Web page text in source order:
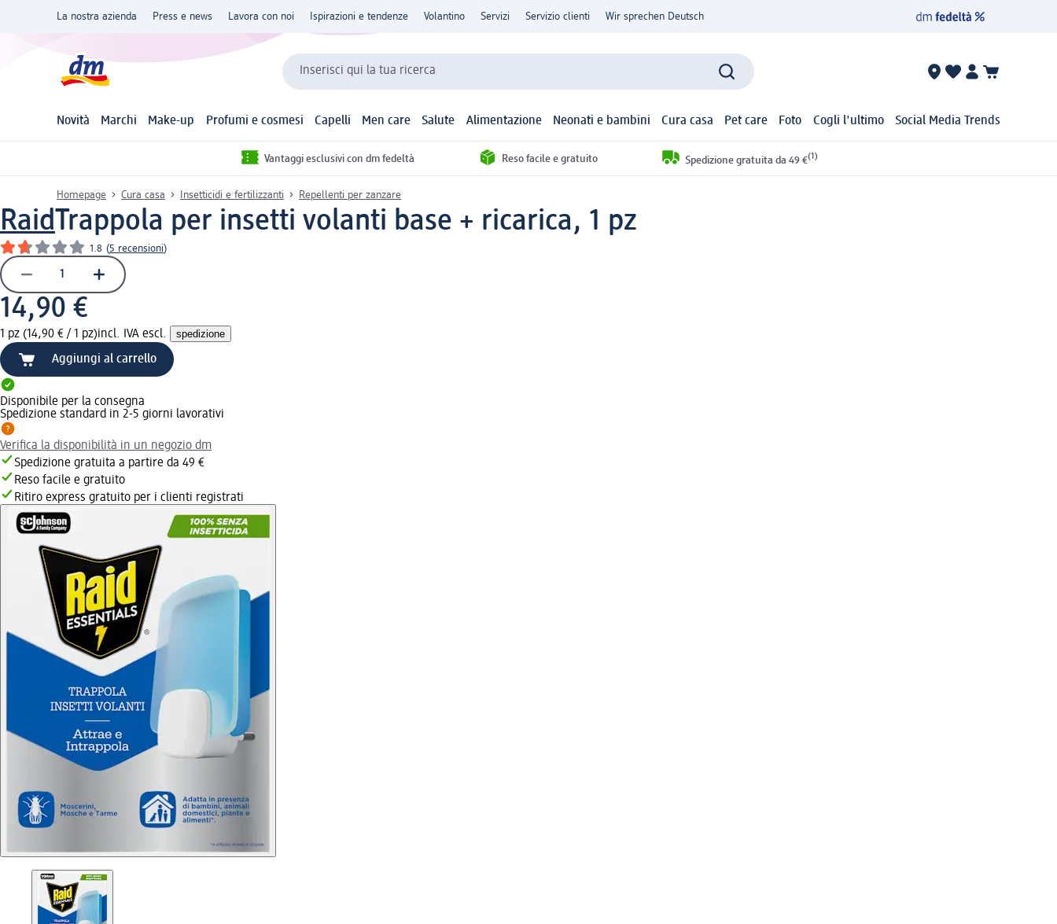
La nostra azienda Press e news Lavora con noi Ispirazioni e tendenze Volantino Servizi Servizio clienti Wir sprechen Deutsch
Inserisci qui la tua ricerca
Novità Marchi Make-up Profumi e cosmesi Capelli Men care Salute Alimentazione Neonati e bambini Cura casa Pet care Foto Cogli l'ultimo Social Media Trends
Vantaggi esclusivi con dm fedeltà Reso facile e gratuito Spedizione gratuita da 49 €(1)
Homepage Cura casa Insetticidi e fertilizzanti Repellenti per zanzare
RaidTrappola per insetti volanti base + ricarica, 1 pz
1.8 (5 recensioni)
14,90 €
1 pz (14,90 € / 1 pz)incl. IVA escl. spedizione
Aggiungi al carrello
Disponibile per la consegna
Spedizione standard in 2-5 giorni lavorativi
Verifica la disponibilità in un negozio dm
Spedizione gratuita a partire da 49 €
Reso facile e gratuito
Ritiro express gratuito per i clienti registrati